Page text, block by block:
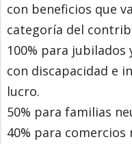
con beneficios que
categoría del
100% para jubilados
con discapacidad e
lucro.
50% para familias
40% para comercios